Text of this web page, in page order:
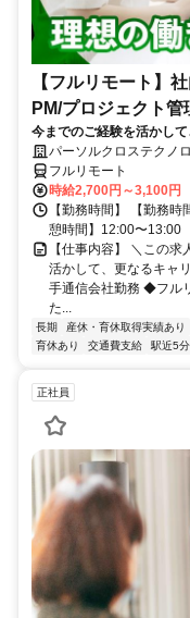
【フルリモート】
PM/プロジェクト
シ)_N260774362
今までのご経験を活かし
かせる/大手通信会社勤務/
パーソルクロステクノ
フルリモート
時給2,700円～3,100円
【勤務時間】 【勤務
憩時間】12:00〜13:00
【仕事内容】 ＼この
活かして、更なるキャ
手通信会社勤務 ◆フル
た...
長期 産休・育休取得実績あり
育休あり
交通費支給 駅近5
正社員